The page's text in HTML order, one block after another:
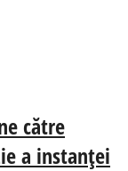
către
a instanței